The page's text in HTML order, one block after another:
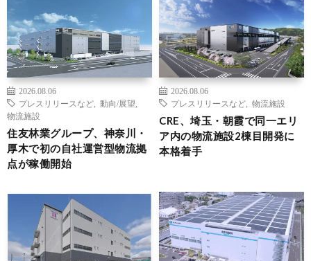
2026.08.06
プレスリリースなど
動向/展望
物流施設
住友林業グループ、神奈川・
厚木で初の自社運営型物流拠
点が稼働開始
2026.08.06
プレスリリースなど
物流施設
CRE、埼玉・朝霞で同一エリ
ア内の物流施設2棟目開発に
本格着手